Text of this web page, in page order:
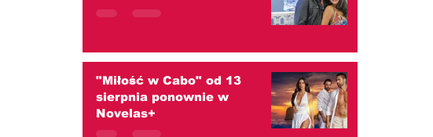
"Miłość w Cabo" od 13
sierpnia ponownie w
Novelas+